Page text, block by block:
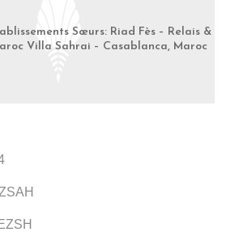
Sœurs: Riad Fès – Relais &
Villa Sahrai – Casablanca, Maroc